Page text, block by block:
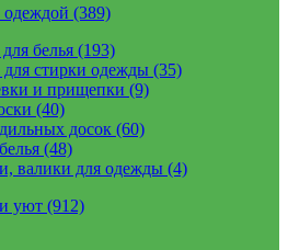
одеждой (389)
белья (193)
стирки одежды (35)
и прищепки (9)
(40)
досок (60)
(48)
валики для одежды (4)
уют (912)